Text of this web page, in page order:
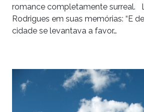
romance completamente surreal.
Rodrigues em suas memórias: “E
cidade se levantava a favor…